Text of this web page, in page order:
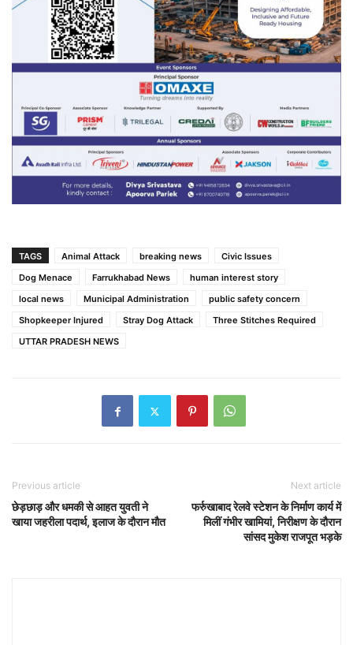
TAGS Animal Attack breaking news
Civic Issues
Dog Menace
Farrukhabad News
human interest story
local news
Municipal Administration
public safety concern
Shopkeeper Injured
Stray Dog Attack
Three Stitches Required
UTTAR PRADESH NEWS
Previous article
छेड़छाड़ और धमकी से आहत युवती ने
खाया जहरीला पदार्थ, इलाज के दौरान मौत
Next article
फर्रुखाबाद रेलवे स्टेशन के निर्माण कार्य में
मिलीं गंभीर खामियां, निरीक्षण के दौरान
सांसद मुकेश राजपूत भड़के